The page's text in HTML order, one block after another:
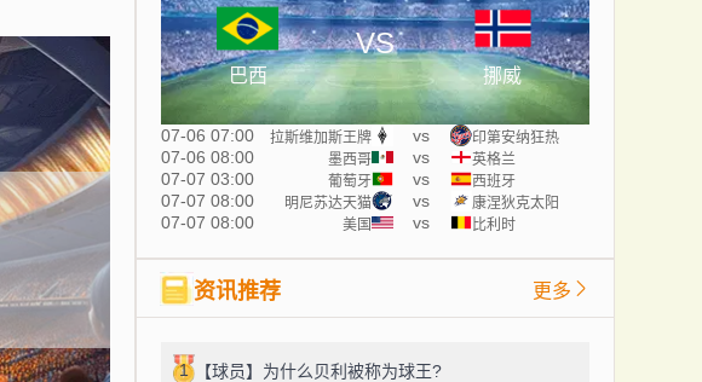
巴西
VS
挪威
07-06 07:00 拉斯维加斯王牌 vs 印第安纳狂热
07-06 08:00 墨西哥 vs 英格兰
07-07 03:00 葡萄牙 vs 西班牙
07-07 08:00 明尼苏达天猫 vs 康涅狄克太阳
07-07 08:00 美国 vs 比利时
资讯推荐 更多
1 【球员】为什么贝利被称为球王?